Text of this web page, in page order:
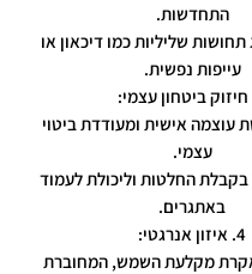
התחדשות.
שליליות כמו דיכאון או
עייפות נפשית.
אישית ומעודדת ביטוי
עצמי.
החלטות וליכולת לעמוד
באתגרים.
4. איזון אנרגטי:
מקלעת השמש, המחוברת